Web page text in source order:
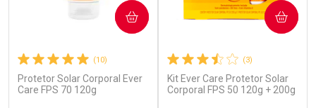
(10)
Protetor Solar Corporal Ever
Care FPS 70 120g
COMPRAR
(3)
Kit Ever Care Protetor Solar
Corporal FPS 50 120g + 200g
COMPRAR